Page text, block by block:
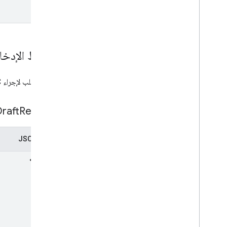
مخطط
رسالة الطلب لإجراء CreateDraft RPC.
Request